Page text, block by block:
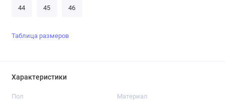
44 45 46
Таблица размеров
Характеристики
Пол Материал